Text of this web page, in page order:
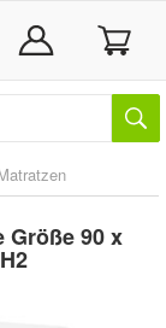
Größe 90 x